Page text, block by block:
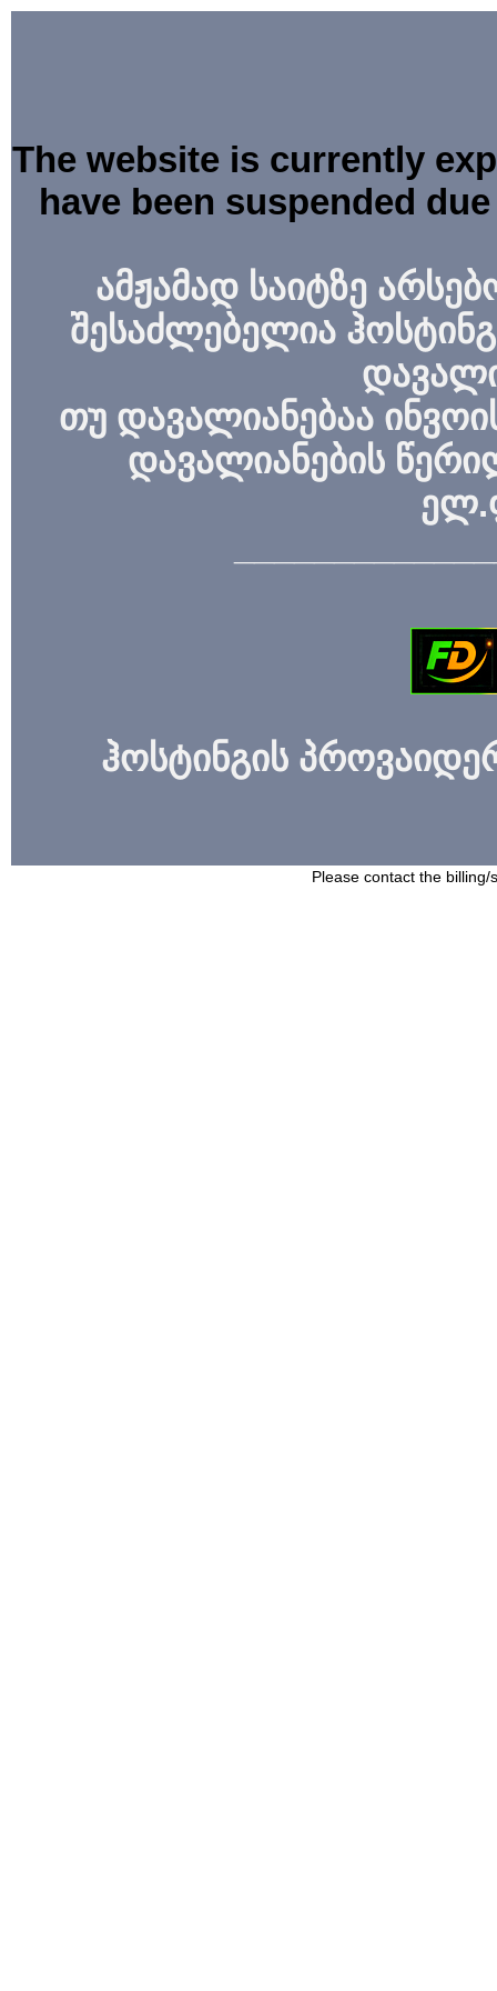
The website is currently
have been suspended
ამჟამად საიტზე
შესაძლებელია
თუ დავალიანებაა
დავალიანების
ჰოსტინგის
Please contact the